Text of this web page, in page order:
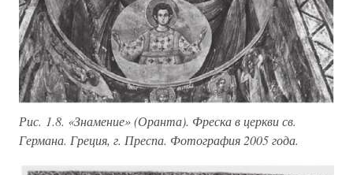
Рис. 1.8. «Знамение» (Оранта). Фреска в церкви св.
Германа. Греция, г. Преспа. Фотография 2005 года.